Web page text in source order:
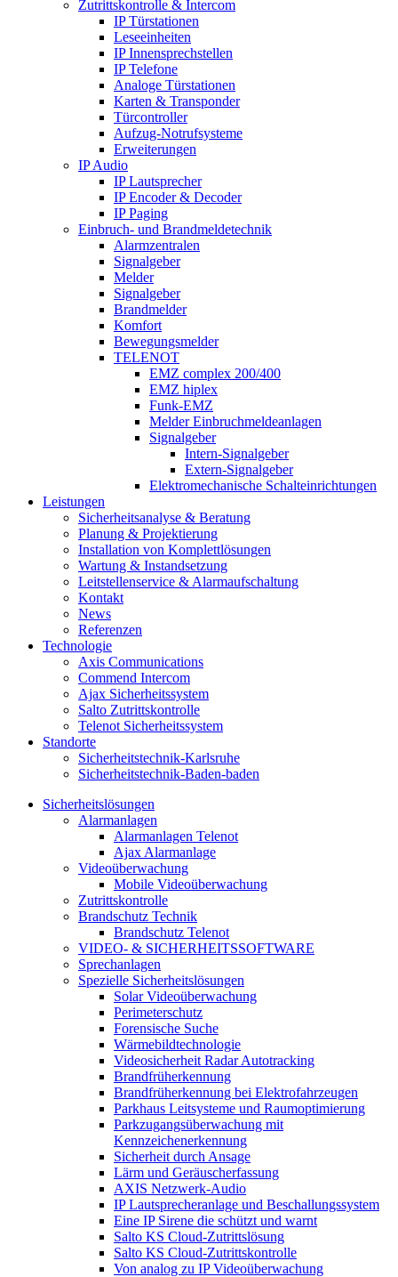
Zutrittskontrolle & Intercom
IP Türstationen
Leseeinheiten
IP Innensprechstellen
IP Telefone
Analoge Türstationen
Karten & Transponder
Türcontroller
Aufzug-Notrufsysteme
Erweiterungen
IP Audio
IP Lautsprecher
IP Encoder & Decoder
IP Paging
Einbruch- und Brandmeldetechnik
Alarmzentralen
Signalgeber
Melder
Signalgeber
Brandmelder
Komfort
Bewegungsmelder
TELENOT
EMZ complex 200/400
EMZ hiplex
Funk-EMZ
Melder Einbruchmeldeanlagen
Signalgeber
Intern-Signalgeber
Extern-Signalgeber
Elektromechanische Schalteinrichtungen
Leistungen
Sicherheitsanalyse & Beratung
Planung & Projektierung​
Installation von Komplettlösungen
Wartung & Instandsetzung
Leitstellenservice & Alarmaufschaltung
Kontakt
News
Referenzen
Technologie
Axis Communications
Commend Intercom
Ajax Sicherheitssystem​
Salto Zutrittskontrolle
Telenot Sicherheitssystem
Standorte
Sicherheitstechnik-Karlsruhe
Sicherheitstechnik-Baden-baden
Sicherheitslösungen
Alarmanlagen
Alarmanlagen Telenot
Ajax Alarmanlage
Videoüberwachung
Mobile Videoüberwachung
Zutrittskontrolle
Brandschutz Technik
Brandschutz Telenot
VIDEO- & SICHERHEITSSOFTWARE
Sprechanlagen
Spezielle Sicherheitslösungen
Solar Videoüberwachung
Perimeterschutz
Forensische Suche
Wärmebildtechnologie
Videosicherheit Radar Autotracking​
Brandfrüherkennung
Brandfrüherkennung bei Elektrofahrzeugen
Parkhaus Leitsysteme und Raumoptimierung
Parkzugangsüberwachung mit
Kennzeichenerkennung
Sicherheit durch Ansage
Lärm und Geräuscherfassung
AXIS Netzwerk-Audio
IP Lautsprecheranlage und Beschallungssystem
Eine IP Sirene die schützt und warnt
Salto KS Cloud-Zutrittslösung
Salto KS Cloud-Zutrittskontrolle
Von analog zu IP Videoüberwachung